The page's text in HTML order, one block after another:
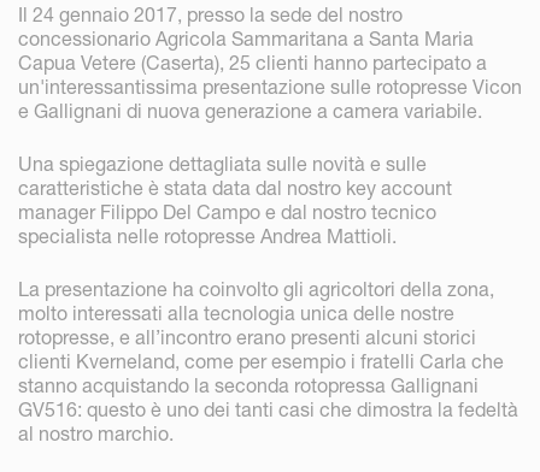
Il 24 gennaio 2017, presso la sede del nostro
concessionario Agricola Sammaritana a Santa Maria
Capua Vetere (Caserta), 25 clienti hanno partecipato a
un'interessantissima presentazione sulle rotopresse Vicon
e Gallignani di nuova generazione a camera variabile.
Una spiegazione dettagliata sulle novità e sulle
caratteristiche è stata data dal nostro key account
manager Filippo Del Campo e dal nostro tecnico
specialista nelle rotopresse Andrea Mattioli.
La presentazione ha coinvolto gli agricoltori della zona,
molto interessati alla tecnologia unica delle nostre
rotopresse, e all’incontro erano presenti alcuni storici
clienti Kverneland, come per esempio i fratelli Carla che
stanno acquistando la seconda rotopressa Gallignani
GV516: questo è uno dei tanti casi che dimostra la fedeltà
al nostro marchio.